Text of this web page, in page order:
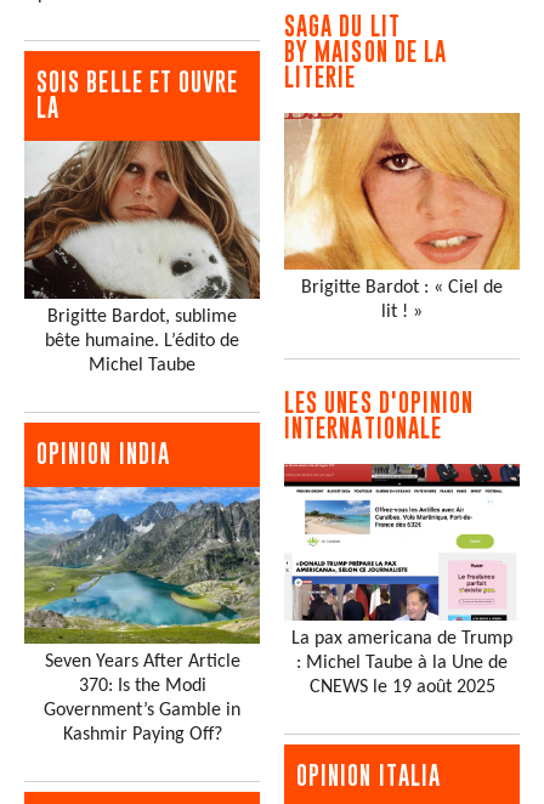
SOIS BELLE ET OUVRE
LA
Brigitte Bardot, sublime
bête humaine. L’édito de
Michel Taube
OPINION INDIA
Seven Years After Article
370: Is the Modi
Government’s Gamble in
Kashmir Paying Off?
SAGA DU LIT
BY MAISON DE LA
LITERIE
Brigitte Bardot : « Ciel de
lit ! »
LES UNES D'OPINION
INTERNATIONALE
La pax americana de Trump
: Michel Taube à la Une de
CNEWS le 19 août 2025
OPINION ITALIA